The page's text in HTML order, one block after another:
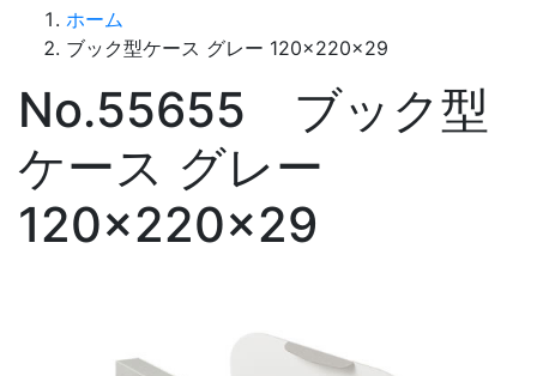
ホーム
ブック型ケース グレー 120×220×29
No.55655 ブック型
ケース グレー
120×220×29